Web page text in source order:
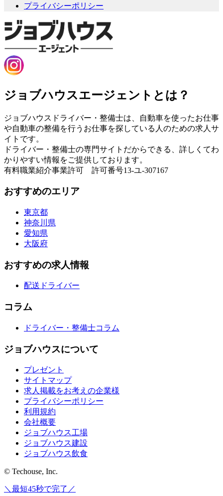
プライバシーポリシー
ジョブハウスエージェントとは？
ジョブハウスドライバー・整備士は、自動車を使ったお仕事
や自動車の整備を行うお仕事を探している人のための求人サ
イトです。
ドライバー・整備士の専門サイトだからできる、詳しくてわ
かりやすい情報をご提供しております。
有料職業紹介事業許可 許可番号13-ユ-307167
おすすめのエリア
東京都
神奈川県
愛知県
大阪府
おすすめの求人情報
配送ドライバー
コラム
ドライバー・整備士コラム
ジョブハウスについて
プレゼント
サイトマップ
求人掲載をお考えの企業様
プライバシーポリシー
利用規約
会社概要
ジョブハウス工場
ジョブハウス建設
ジョブハウス飲食
© Techouse, Inc.
＼最短45秒で完了／